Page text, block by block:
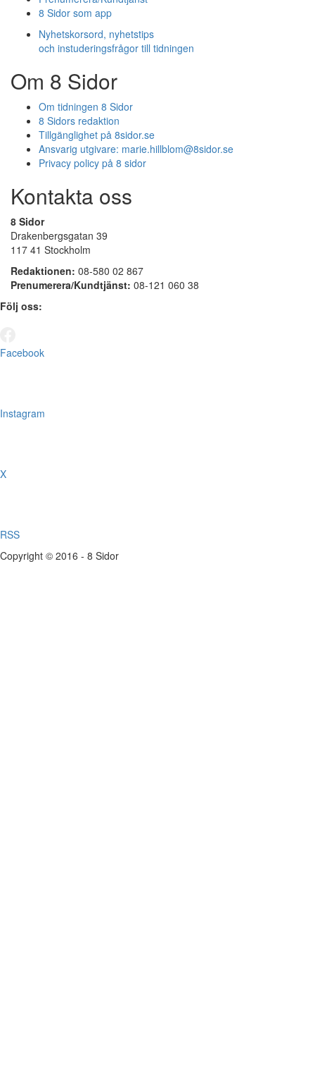
8 Sidor som app
Nyhetskorsord, nyhetstips
och instuderingsfrågor till tidningen
Om 8 Sidor
Om tidningen 8 Sidor
8 Sidors redaktion
Tillgänglighet på 8sidor.se
Ansvarig utgivare: marie.hillblom@8sidor.se
Privacy policy på 8 sidor
Kontakta oss
8 Sidor
Drakenbergsgatan 39
117 41 Stockholm
Redaktionen: 08-580 02 867
Prenumerera/Kundtjänst: 08-121 060 38
Följ oss:
Facebook
Instagram
X
RSS
Copyright © 2016 - 8 Sidor